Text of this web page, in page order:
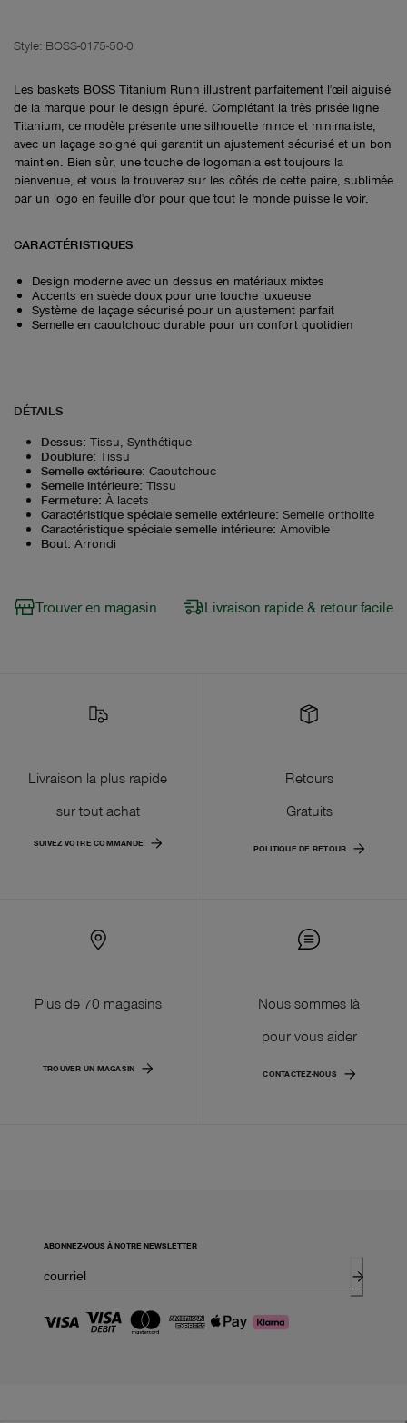
Style: BOSS-0175-50-0
Les baskets BOSS Titanium Runn illustrent parfaitement l'œil aiguisé
de la marque pour le design épuré. Complétant la très prisée ligne
Titanium, ce modèle présente une silhouette mince et minimaliste,
avec un laçage soigné qui garantit un ajustement sécurisé et un bon
maintien. Bien sûr, une touche de logomania est toujours la
bienvenue, et vous la trouverez sur les côtés de cette paire, sublimée
par un logo en feuille d'or pour que tout le monde puisse le voir.
CARACTÉRISTIQUES
Design moderne avec un dessus en matériaux mixtes
Accents en suède doux pour une touche luxueuse
Système de laçage sécurisé pour un ajustement parfait
Semelle en caoutchouc durable pour un confort quotidien
DÉTAILS
Dessus: Tissu, Synthétique
Doublure: Tissu
Semelle extérieure: Caoutchouc
Semelle intérieure: Tissu
Fermeture: À lacets
Caractéristique spéciale semelle extérieure: Semelle ortholite
Caractéristique spéciale semelle intérieure: Amovible
Bout: Arrondi
Trouver en magasin Livraison rapide & retour facile
Livraison la plus rapide
sur tout achat
SUIVEZ VOTRE COMMANDE
Retours
Gratuits
POLITIQUE DE RETOUR
Plus de 70 magasins
TROUVER UN MAGASIN
Nous sommes là
pour vous aider
CONTACTEZ-NOUS
ABONNEZ-VOUS À NOTRE NEWSLETTER